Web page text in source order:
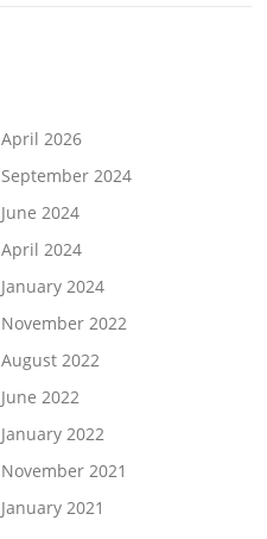
April 2026
September 2024
June 2024
April 2024
January 2024
November 2022
August 2022
June 2022
January 2022
November 2021
January 2021